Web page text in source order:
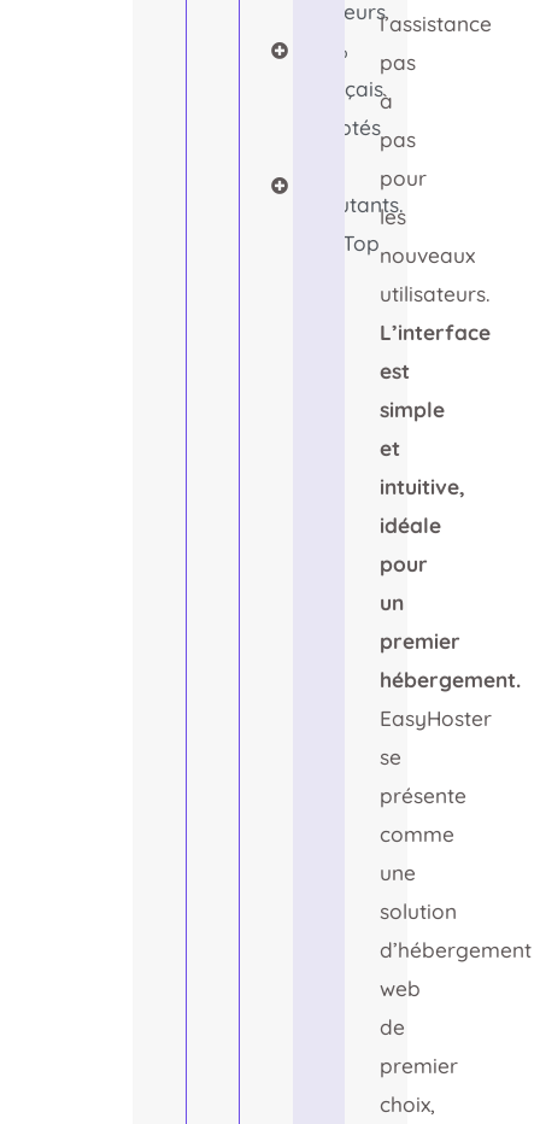
Serveurs
100%
Français
Adaptés
débutants.
SAV Top
l’assistance
pas
à
pas
pour
les
nouveaux
utilisateurs.
L’interface
est
simple
et
intuitive,
idéale
pour
un
premier
hébergement.
EasyHoster
se
présente
comme
une
solution
d’hébergement
web
de
premier
choix,